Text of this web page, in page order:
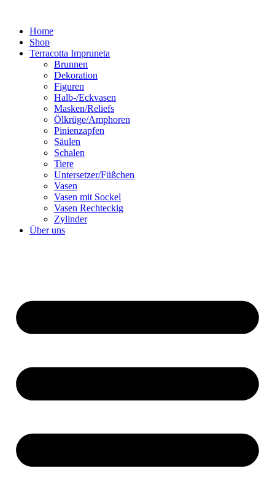
springenHome
Shop
Terracotta Impruneta
Brunnen
Dekoration
Figuren
Halb-/Eckvasen
Masken/Reliefs
Ölkrüge/Amphoren
Pinienzapfen
Säulen
Schalen
Tiere
Untersetzer/Füßchen
Vasen
Vasen mit Sockel
Vasen Rechteckig
Zylinder
Über uns